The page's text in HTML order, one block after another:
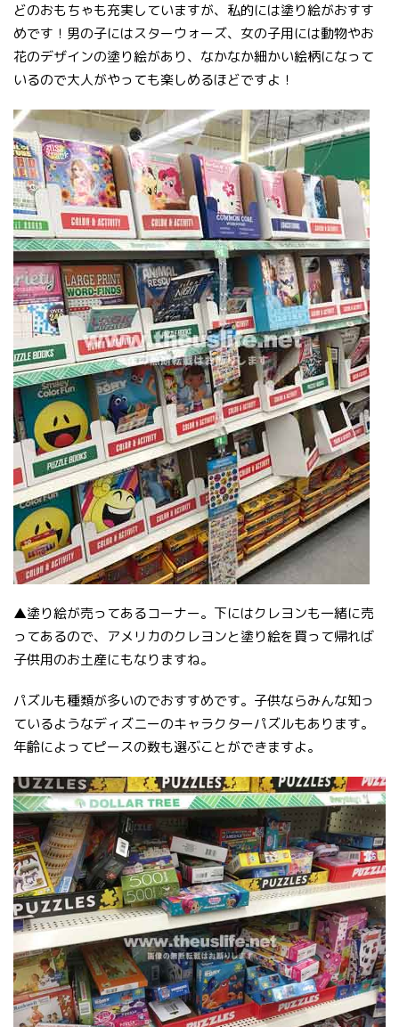
どのおもちゃも充実していますが、私的には塗り絵がおすす
めです！男の子にはスターウォーズ、女の子用には動物やお
花のデザインの塗り絵があり、なかなか細かい絵柄になって
いるので大人がやっても楽しめるほどですよ！
▲塗り絵が売ってあるコーナー。下にはクレヨンも一緒に売
ってあるので、アメリカのクレヨンと塗り絵を買って帰れば
子供用のお土産にもなりますね。
パズルも種類が多いのでおすすめです。子供ならみんな知っ
ているようなディズニーのキャラクターパズルもあります。
年齢によってピースの数も選ぶことができますよ。